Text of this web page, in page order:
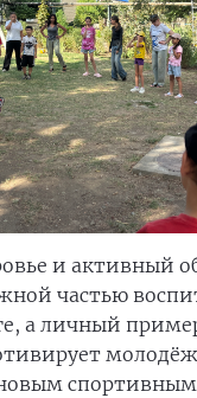
и активный
частью
а личный
спортивным